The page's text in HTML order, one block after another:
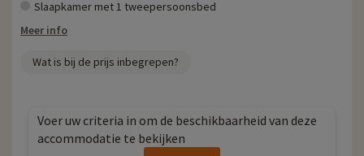
Slaapkamer met 1 tweepersoonsbed
Meer info
Wat is bij de prijs inbegrepen?
Voer uw criteria in om de beschikbaarheid van deze
accommodatie te bekijken